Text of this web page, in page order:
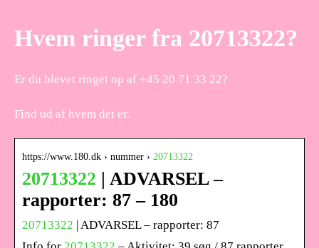
Hvem ringer fra 20713322?
Er du blevet ringet op af +45 20 71 33 22?
Find ud af hvem det er.
https://www.180.dk › nummer › 20713322
20713322 | ADVARSEL –
rapporter: 87 – 180
20713322 | ADVARSEL – rapporter: 87